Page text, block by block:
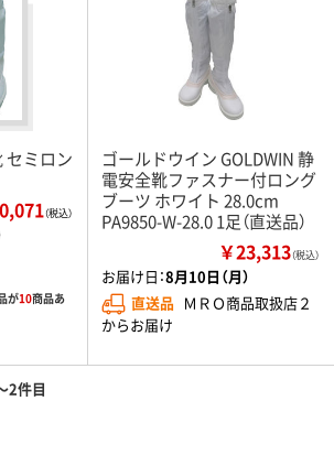
セミロン
が10商品あ
ゴールドウイン GOLDWIN 静
電安全靴ファスナー付ロング
ブーツ ホワイト 28.0cm
PA9850-W-28.0 1足（直送品）
￥23,313（税込）
お届け日：8月10日（月）
直送品 ＭＲＯ商品取扱店２
からお届け
2件目